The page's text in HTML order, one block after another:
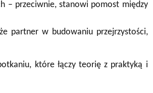
– przeciwnie, stanowi pomost między
partner w budowaniu przejrzystości,
które łączy teorię z praktyką i